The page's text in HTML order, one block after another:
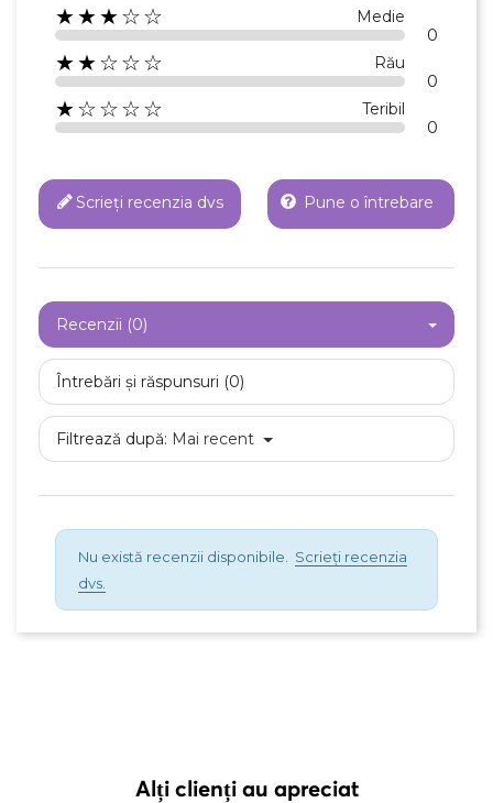
★★★☆☆ Medie
0
★★☆☆☆ Rău
0
★☆☆☆☆ Teribil
0
Scrieți recenzia dvs Pune o întrebare
Recenzii (0)
Întrebări și răspunsuri (0)
Filtrează după: Mai recent
Nu există recenzii disponibile. Scrieți recenzia
dvs.
Alți clienți au apreciat
Creeaza o lista de dorinte ×
Anuleaza
Creeaza o lista de dorinte